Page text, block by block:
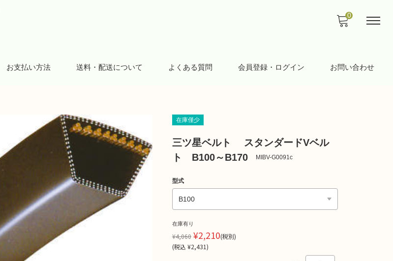
お支払い方法 送料・配送について よくある質問 会員登録・ログイン お問い合わせ
0
在庫僅少
三ツ星ベルト スタンダードVベル
ト B100～B170
MIBV-G0091c
型式
在庫有り
¥4,060 ¥2,210(税別)
(税込 ¥2,431)